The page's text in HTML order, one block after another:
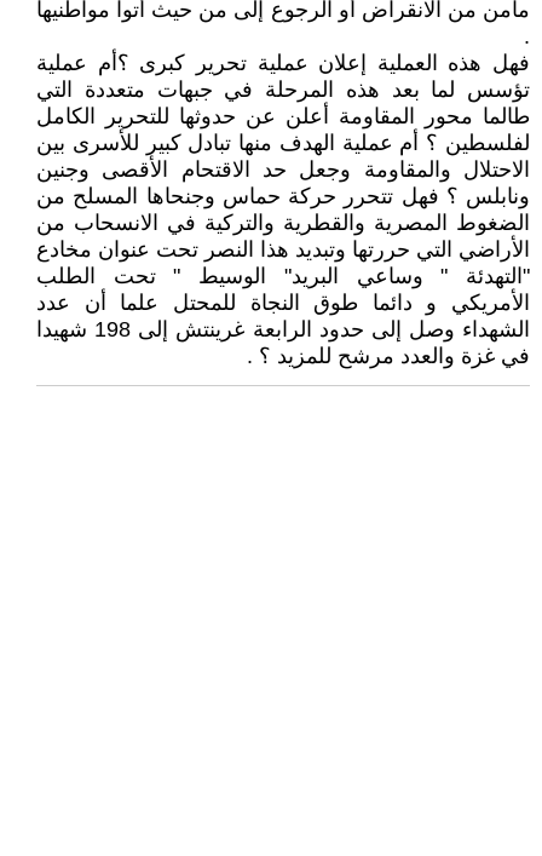
مأمن من الانقراض أو الرجوع إلى من حيث أتوا مواطنيها
.
فهل هذه العملية إعلان عملية تحرير كبرى ؟أم عملية
تؤسس لما بعد هذه المرحلة في جبهات متعددة التي
طالما محور المقاومة أعلن عن حدوثها للتحرير الكامل
لفلسطين ؟ أم عملية الهدف منها تبادل كبير للأسرى بين
الاحتلال والمقاومة وجعل حد الاقتحام الأقصى وجنين
ونابلس ؟ فهل تتحرر حركة حماس وجنحاها المسلح من
الضغوط المصرية والقطرية والتركية في الانسحاب من
الأراضي التي حررتها وتبديد هذا النصر تحت عنوان مخادع
"التهدئة " وساعي البريد" الوسيط " تحت الطلب
الأمريكي و دائما طوق النجاة للمحتل علما أن عدد
الشهداء وصل إلى حدود الرابعة غرينتش إلى 198 شهيدا
في غزة والعدد مرشح للمزيد ؟ .